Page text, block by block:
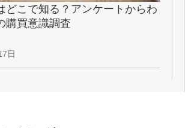
どこで知る？アンケートからわ
購買意識調査
日